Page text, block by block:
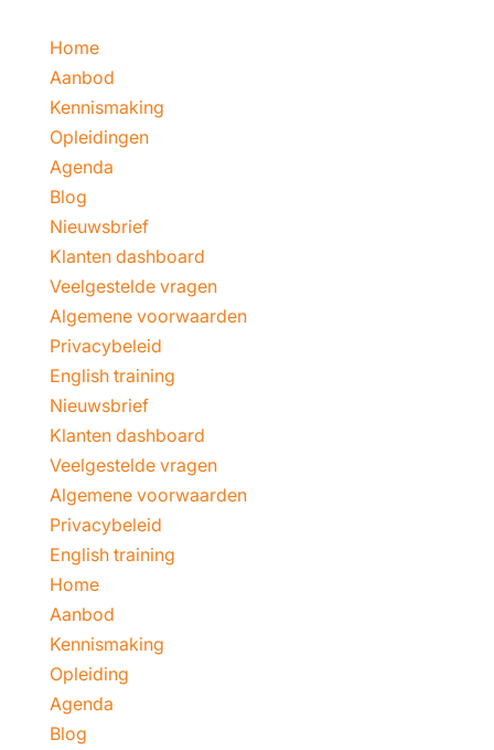
Home
Aanbod
Kennismaking
Opleidingen
Agenda
Blog
Nieuwsbrief
Klanten dashboard
Veelgestelde vragen
Algemene voorwaarden
Privacybeleid
English training
Nieuwsbrief
Klanten dashboard
Veelgestelde vragen
Algemene voorwaarden
Privacybeleid
English training
Home
Aanbod
Kennismaking
Opleiding
Agenda
Blog